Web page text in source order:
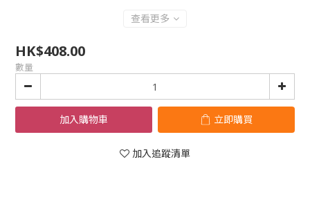
查看更多
HK$408.00
數量
加入購物車 立即購買
加入追蹤清單